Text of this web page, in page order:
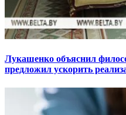
Лукашенко объяснил
предложил ускорить